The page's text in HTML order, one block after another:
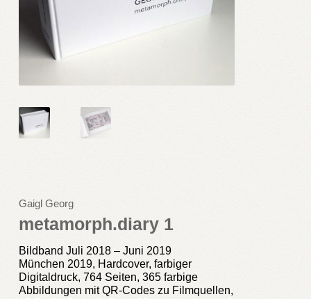
Gaigl Georg
metamorph.diary 1
Bildband Juli 2018 – Juni 2019
München 2019, Hardcover, farbiger
Digitaldruck, 764 Seiten, 365 farbige
Abbildungen mit QR-Codes zu Filmquellen,